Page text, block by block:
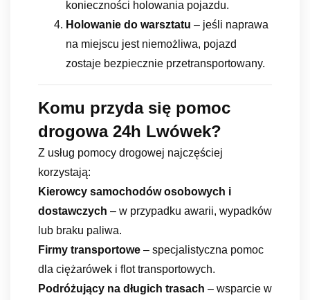
konieczności holowania pojazdu.
Holowanie do warsztatu – jeśli naprawa
na miejscu jest niemożliwa, pojazd
zostaje bezpiecznie przetransportowany.
Komu przyda się pomoc
drogowa 24h Lwówek?
Z usług pomocy drogowej najczęściej
korzystają:
Kierowcy samochodów osobowych i
dostawczych – w przypadku awarii, wypadków
lub braku paliwa.
Firmy transportowe – specjalistyczna pomoc
dla ciężarówek i flot transportowych.
Podróżujący na długich trasach – wsparcie w